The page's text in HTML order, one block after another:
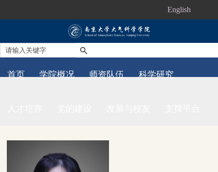
English
首页 学院概况 师资队伍 科学研究